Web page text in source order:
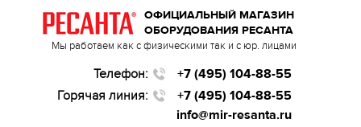
ОФИЦИАЛЬНЫЙ МАГАЗИН
ОБОРУДОВАНИЯ РЕСАНТА
Мы работаем как с физическими так и с юр. лицами
Телефон:
+7 (495) 104-88-55
Горячая линия:
+7 (495) 104-88-55
info@mir-resanta.ru